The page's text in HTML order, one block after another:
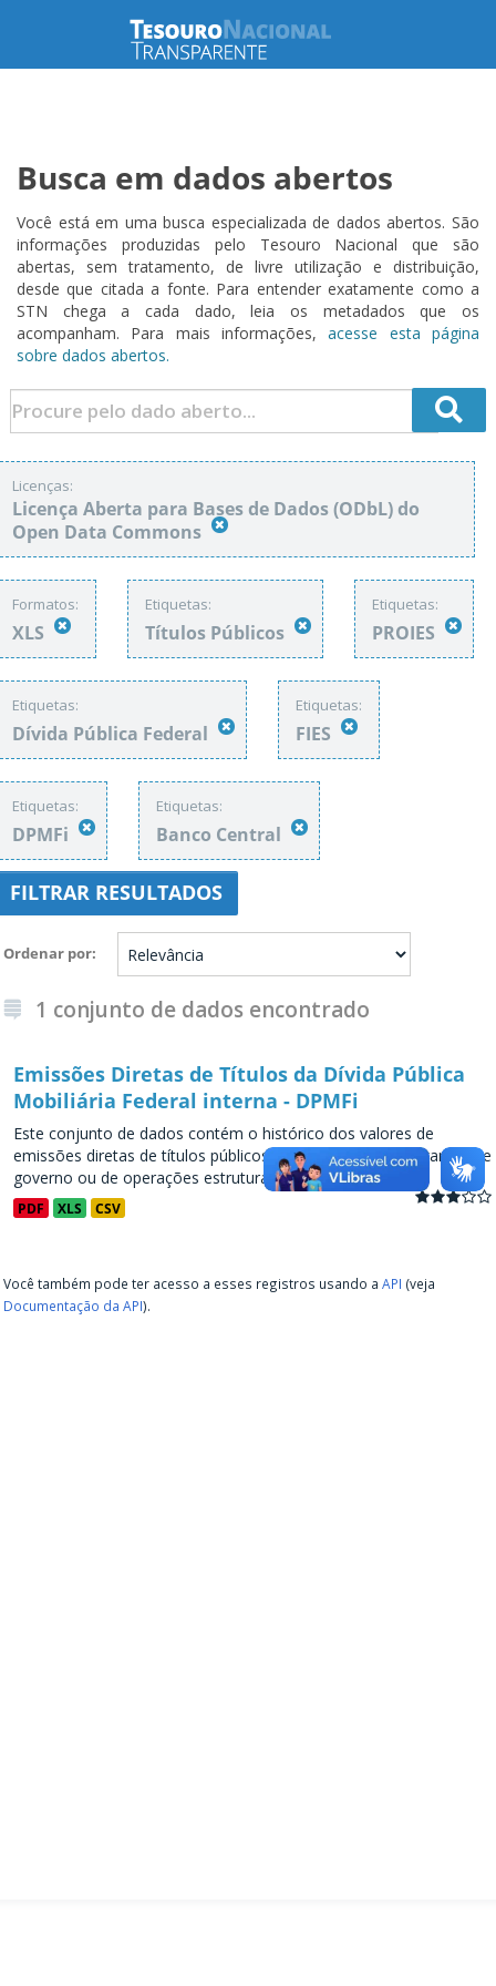
Busca em dados abertos
Você está em uma busca especializada de dados abertos. São
informações produzidas pelo Tesouro Nacional que são
abertas, sem tratamento, de livre utilização e distribuição,
desde que citada a fonte. Para entender exatamente como a
STN chega a cada dado, leia os metadados que os
acompanham. Para mais informações,acesse esta página
sobre dados abertos.
Licenças:
Licença Aberta para Bases de Dados (ODbL) do
Open Data Commons
Formatos:
XLS
Etiquetas:
Títulos Públicos
Etiquetas:
PROIES
Etiquetas:
Dívida Pública Federal
Etiquetas:
FIES
Etiquetas:
DPMFi
Etiquetas:
Banco Central
FILTRAR RESULTADOS
Ordenar por
1 conjunto de dados encontrado
Emissões Diretas de Títulos da Dívida Pública
Mobiliária Federal interna - DPMFi
Este conjunto de dados contém o histórico dos valores de
emissões diretas de títulos públicos, decorrentes de programas de
governo ou de operações estruturadas, a partir de...
PDF XLS CSV
Você também pode ter acesso a esses registros usando a API (veja
Documentação da API).